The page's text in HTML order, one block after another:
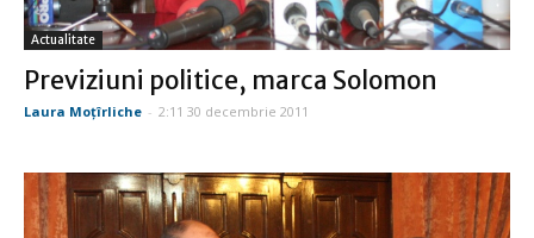
Actualitate
Previziuni politice, marca Solomon
Laura Moţîrliche - 2:11 30 decembrie 2011